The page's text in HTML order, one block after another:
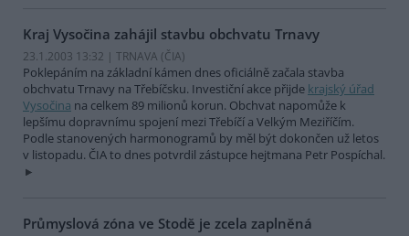
Kraj Vysočina zahájil stavbu obchvatu Trnavy
23.1.2003 13:32 | TRNAVA (ČIA)
Poklepáním na základní kámen dnes oficiálně začala stavba
obchvatu Trnavy na Třebíčsku. Investiční akce přijde krajský úřad
Vysočina na celkem 89 milionů korun. Obchvat napomůže k
lepšímu dopravnímu spojení mezi Třebíčí a Velkým Meziříčím.
Podle stanovených harmonogramů by měl být dokončen už letos
v listopadu. ČIA to dnes potvrdil zástupce hejtmana Petr Pospíchal.
Průmyslová zóna ve Stodě je zcela zaplněná